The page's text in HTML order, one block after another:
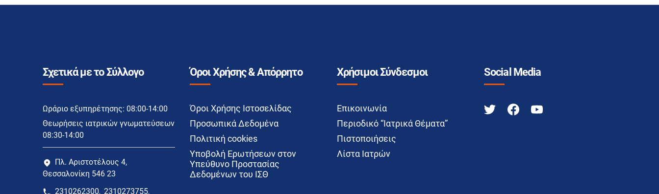
Σχετικά με το Σύλλογο
Ωράριο εξυπηρέτησης: 08:00-14:00
Θεωρήσεις ιατρικών γνωματεύσεων
08:30-14:00
Πλ. Αριστοτέλους 4,
Θεσσαλονίκη 546 23
2310262300, 2310273755,
Όροι Χρήσης & Απόρρητο
Όροι Χρήσης Ιστοσελίδας
Προσωπικά Δεδομένα
Πολιτική cookies
Υποβολή Ερωτήσεων στον
Υπεύθυνο Προστασίας
Δεδομένων του ΙΣΘ
Χρήσιμοι Σύνδεσμοι
Επικοινωνία
Περιοδικό “Ιατρικά Θέματα”
Πιστοποιήσεις
Λίστα Ιατρών
Social Media